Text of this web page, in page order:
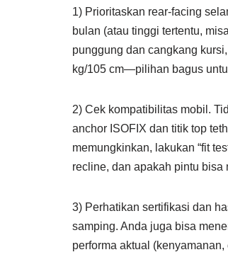
1) Prioritaskan rear-facing
bulan (atau tinggi tertentu,
punggung dan cangkang
kg/105 cm—pilihan bagus
2) Cek kompatibilitas mobil.
anchor ISOFIX dan titik top
memungkinkan, lakukan “fit
recline, dan apakah pintu bisa
3) Perhatikan sertifikasi dan
samping. Anda juga bisa
performa aktual